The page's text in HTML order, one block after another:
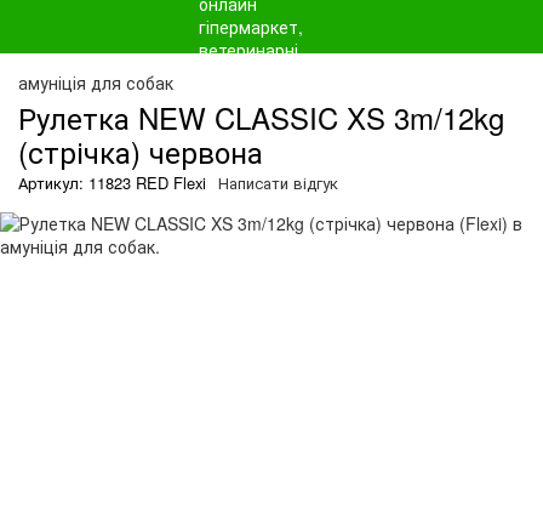
амуніція для собак
Рулетка NEW CLASSIC XS 3m/12kg
(стрічка) червона
Артикул: 11823 RED Flexi Написати відгук